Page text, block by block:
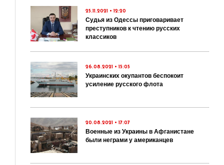
25.11.2021 • 12:20
Судья из Одессы приговаривает
преступников к чтению русских
классиков
26.08.2021 • 15:05
Украинских окупантов беспокоит
усиление русского флота
20.08.2021 • 17:07
Военные из Украины в Афганистане
были неграми у американцев